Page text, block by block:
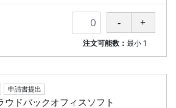
注文可能数：最小 1
申請書提出
ドバックオフィスソフト